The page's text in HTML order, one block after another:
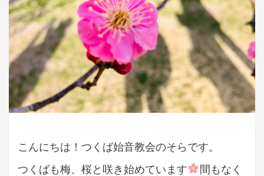
こんにちは！つくば始音教会のそらです。
つくばも梅、桜と咲き始めています
間もなく